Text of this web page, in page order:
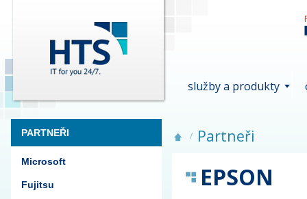
služby a produkty
PARTNEŘI
Microsoft
Fujitsu
Partneři
EPSON